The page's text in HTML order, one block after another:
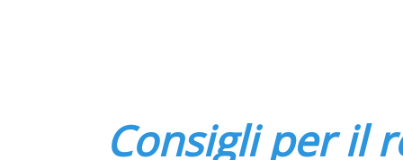
Consigli per il